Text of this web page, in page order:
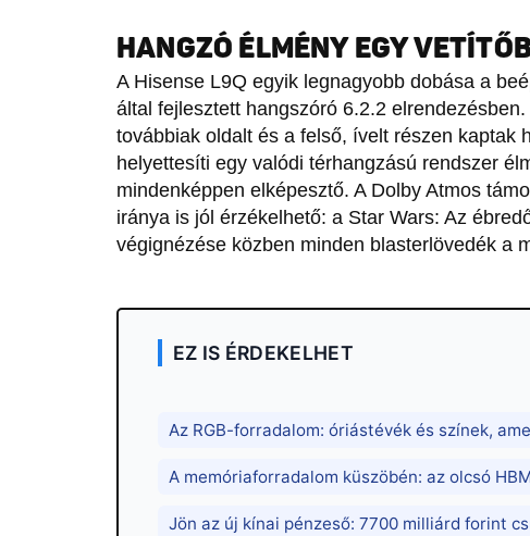
HANGZÓ ÉLMÉNY EGY
A Hisense L9Q egyik legnagyobb dobása a
által fejlesztett hangszóró 6.2.2
továbbiak oldalt és a felső, ívelt részen kaptak
helyettesíti egy valódi térhangzású rendszer
mindenképpen elképesztő. A Dolby Atmos
iránya is jól érzékelhető: a Star Wars: Az
végignézése közben minden blasterlövedék a
EZ IS ÉRDEKELHET
Az RGB-forradalom: óriástévék és színek,
A memóriaforradalom küszöbén: az olcsó
Jön az új kínai pénzeső: 7700 milliárd forint